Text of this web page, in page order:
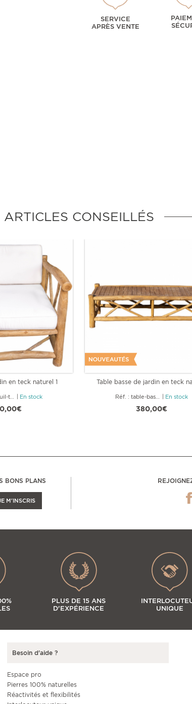
SERVICE
APRÈS VENTE
ARTICLES CONSEILLÉS
en teck naturel 1
Réf. : fauteuil-teck-1p En stock
Table basse de jardin en teck
Réf. : table-basse-jardin-160 En stock
380,00€
BONS PLANS
M'INSCRIS
PLUS DE 15 ANS
D'EXPÉRIENCE
UNIQUE
Besoin d'aide ?
Espace pro
Pierres 100% naturelles
Réactivités et flexibilités